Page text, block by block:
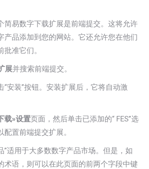
简易数字下载扩展是前端提交。这将允许
产品添加到您的网站。它还允许您在他们
准它们。
展并搜索前端提交。
“安装”按钮。安装扩展后，它将自动激
载»设置页面，然后单击已添加的“ FES”选
置前端提交扩展。
”适用于大多数数字产品市场。但是，如
术语，则可以在此页面的前两个字段中键